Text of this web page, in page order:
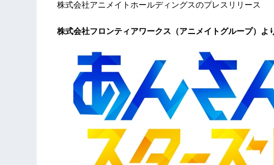
株式会社アニメイトホールディングスのプレスリリース
株式会社フロンティアワークス（アニメイトグループ）よ